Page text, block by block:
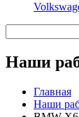
Наши
Главная
Наши